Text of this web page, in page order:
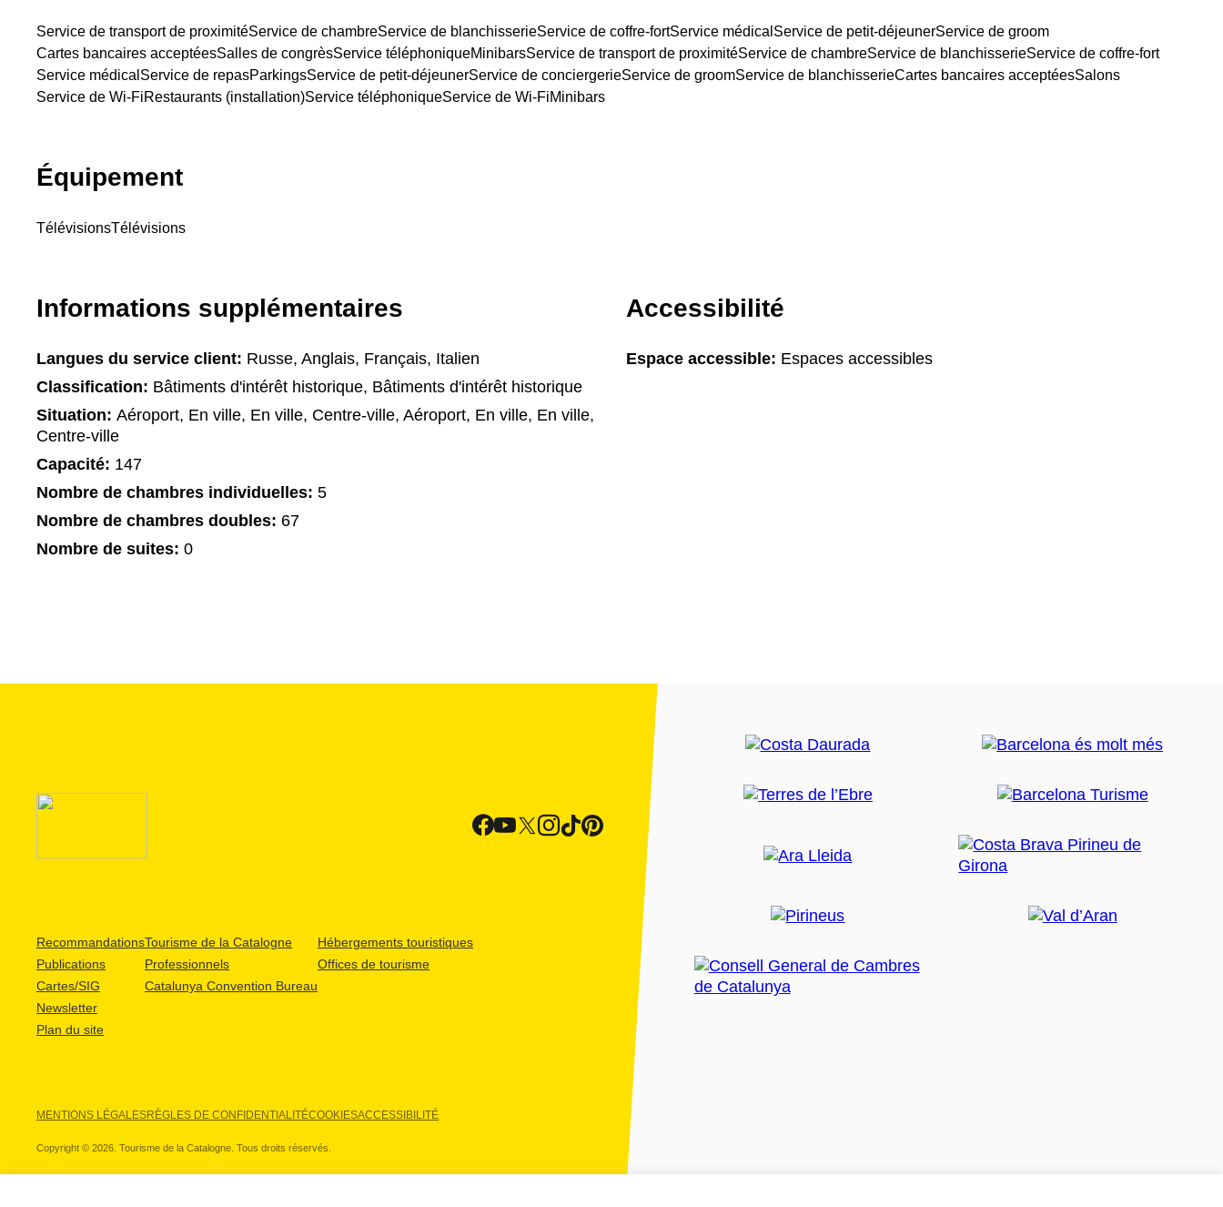
Service de transport de proximitéService de chambreService de blanchisserieService de coffre-fortService médical Service de petit-déjeunerService de groom
Cartes bancaires acceptéesSalles de congrèsService téléphoniqueMinibarsService de transport de proximitéService de chambreService de blanchisserieService de coffre-fort
Service médical Service de repasParkingsService de petit-déjeunerService de conciergerieService de groomService de blanchisserieCartes bancaires acceptéesSalons
Service de Wi-FiRestaurants (installation)Service téléphoniqueService de Wi-FiMinibars
Équipement
TélévisionsTélévisions
Informations supplémentaires
Langues du service client: Russe, Anglais, Français, Italien
Classification: Bâtiments d'intérêt historique, Bâtiments d'intérêt historique
Situation: Aéroport, En ville, En ville, Centre-ville, Aéroport, En ville, En ville,
Centre-ville
Capacité: 147
Nombre de chambres individuelles: 5
Nombre de chambres doubles: 67
Nombre de suites: 0
Accessibilité
Espace accessible: Espaces accessibles
Recommandations
Publications
Cartes/SIG
Newsletter
Plan du site
Tourisme de la Catalogne
Professionnels
Catalunya Convention Bureau
Hébergements touristiques
Offices de tourisme
MENTIONS LÉGALESRÈGLES DE CONFIDENTIALITÉCOOKIESACCESSIBILITÉ
Copyright © 2026. Tourisme de la Catalogne. Tous droits réservés.